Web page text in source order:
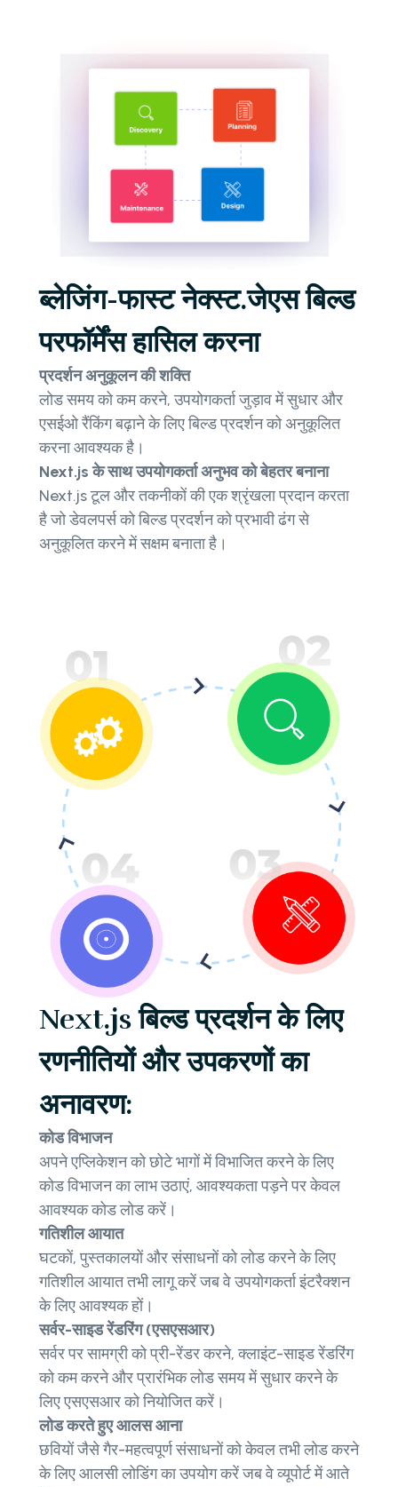
ब्लेजिंग-फास्ट नेक्स्ट.जेएस बिल्ड
परफॉर्मेंस हासिल करना
प्रदर्शन अनुकूलन की शक्ति
लोड समय को कम करने, उपयोगकर्ता जुड़ाव में सुधार और
एसईओ रैंकिंग बढ़ाने के लिए बिल्ड प्रदर्शन को अनुकूलित
करना आवश्यक है।
Next.js के साथ उपयोगकर्ता अनुभव को बेहतर बनाना
Next.js टूल और तकनीकों की एक श्रृंखला प्रदान करता
है जो डेवलपर्स को बिल्ड प्रदर्शन को प्रभावी ढंग से
अनुकूलित करने में सक्षम बनाता है।
Next.js बिल्ड प्रदर्शन के लिए
रणनीतियों और उपकरणों का
अनावरण:
कोड विभाजन
अपने एप्लिकेशन को छोटे भागों में विभाजित करने के लिए
कोड विभाजन का लाभ उठाएं, आवश्यकता पड़ने पर केवल
आवश्यक कोड लोड करें।
गतिशील आयात
घटकों, पुस्तकालयों और संसाधनों को लोड करने के लिए
गतिशील आयात तभी लागू करें जब वे उपयोगकर्ता इंटरैक्शन
के लिए आवश्यक हों।
सर्वर-साइड रेंडरिंग (एसएसआर)
सर्वर पर सामग्री को प्री-रेंडर करने, क्लाइंट-साइड रेंडरिंग
को कम करने और प्रारंभिक लोड समय में सुधार करने के
लिए एसएसआर को नियोजित करें।
लोड करते हुए आलस आना
छवियों जैसे गैर-महत्वपूर्ण संसाधनों को केवल तभी लोड करने
के लिए आलसी लोडिंग का उपयोग करें जब वे व्यूपोर्ट में आते